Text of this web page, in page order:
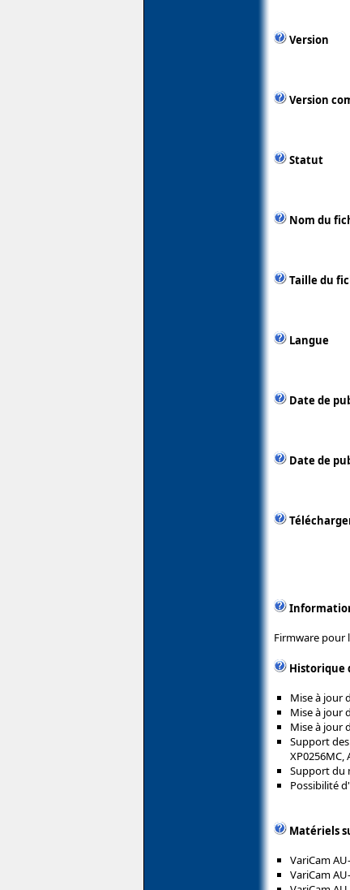
Version
Version
Statut
Nom du
Taille du
Langue
Date de
Date de
Firmware pour
Historique
Mise à jour
Mise à jour
Mise à jour
Support des
XP0256MC,
Support du
Possibilité
Matériels
VariCam
VariCam